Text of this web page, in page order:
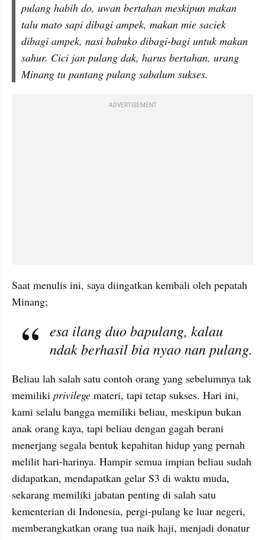
pulang habih do, uwan bertahan meskipun makan
talu mato sapi dibagi ampek, makan mie saciek
dibagi ampek, nasi babuko dibagi-bagi untuk makan
sahur. Cici jan pulang dak, harus bertahan, urang
Minang tu pantang pulang sabalum sukses.
ADVERTISEMENT
Saat menulis ini, saya diingatkan kembali oleh pepatah
Minang;
esa ilang duo bapulang, kalau
Beliau lah salah satu contoh orang yang sebelumnya tak
memiliki privilege materi, tapi tetap sukses. Hari ini,
kami selalu bangga memiliki beliau, meskipun bukan
anak orang kaya, tapi beliau dengan gagah berani
menerjang segala bentuk kepahitan hidup yang pernah
melilit hari-harinya. Hampir semua impian beliau sudah
didapatkan, mendapatkan gelar S3 di waktu muda,
sekarang memiliki jabatan penting di salah satu
kementerian di Indonesia, pergi-pulang ke luar negeri,
memberangkatkan orang tua naik haji, menjadi donatur